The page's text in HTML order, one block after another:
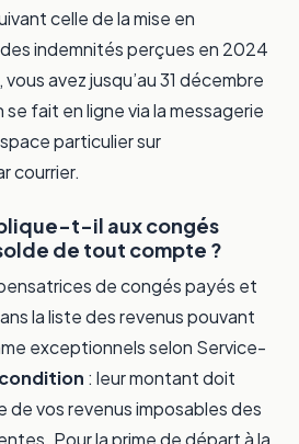
celle de la mise en
indemnités perçues en 2024
avez jusqu’au 31 décembre
fait en ligne via la messagerie
particulier sur
courrier.
t-il aux congés
de tout compte ?
de congés payés et
la liste des revenus pouvant
exceptionnels selon Service-
: leur montant doit
de vos revenus imposables des
Pour la prime de départ à la